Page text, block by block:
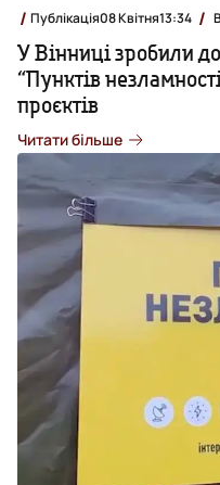
Публікація08 Квітня13:34
У Вінниці зробили
“Пунктів
проєктів
Читати більше